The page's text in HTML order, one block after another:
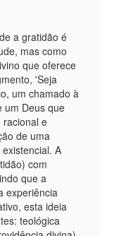
a gratidão é
mas como
que oferece
'Seja
um chamado à
um Deus que
racional e
de uma
A
com
que a
experiência
esta ideia
teológica